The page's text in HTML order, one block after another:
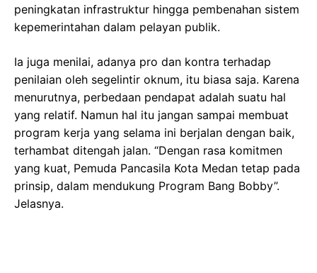
peningkatan infrastruktur hingga pembenahan sistem
kepemerintahan dalam pelayan publik.
Ia juga menilai, adanya pro dan kontra terhadap
penilaian oleh segelintir oknum, itu biasa saja. Karena
menurutnya, perbedaan pendapat adalah suatu hal
yang relatif. Namun hal itu jangan sampai membuat
program kerja yang selama ini berjalan dengan baik,
terhambat ditengah jalan. “Dengan rasa komitmen
yang kuat, Pemuda Pancasila Kota Medan tetap pada
prinsip, dalam mendukung Program Bang Bobby”.
Jelasnya.